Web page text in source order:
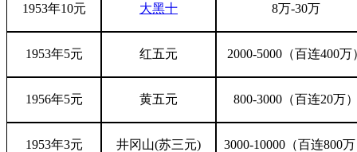
1953年10元 大黑十 8万-30万
1953年5元 红五元 2000-5000（百连400万
1956年5元 黄五元 800-3000（百连20万
1953年3元 井冈山(苏三元) 3000-10000（百连800